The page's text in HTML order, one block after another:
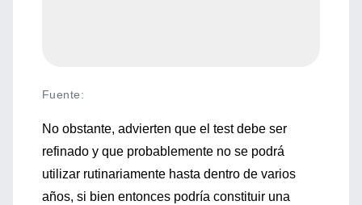
Fuente:
No obstante, advierten que el test debe ser
refinado y que probablemente no se podrá
utilizar rutinariamente hasta dentro de varios
años, si bien entonces podría constituir una